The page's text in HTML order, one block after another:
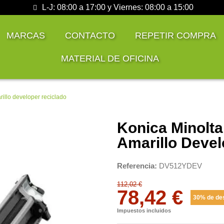
L-J: 08:00 a 17:00 y Viernes: 08:00 a 15:00
MARCAS CONTACTO REPETIR COMPRA
MATERIAL DE OFICINA
developer reciclado
Konica
Amarillo
Referencia DV512YDEV
112,02 €
78,42 € 30% de
Impuestos incluidos